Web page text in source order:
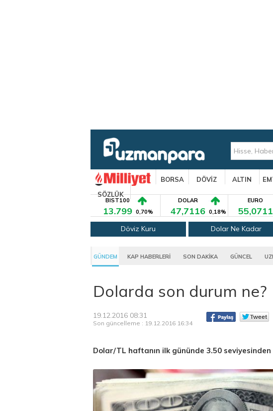
BORSA DÖVİZ ALTIN
SÖZLÜK
BIST100
13.799 0,70%
DOLAR
47,7116 0,18%
EURO
55,0711
Döviz Kuru Dolar Ne Kadar
GÜNDEM KAP HABERLERİ SON DAKİKA GÜNCEL
Dolarda son durum ne?
19.12.2016 08:31
Son güncelleme : 19.12.2016 16:34
Dolar/TL haftanın ilk gününde 3.50